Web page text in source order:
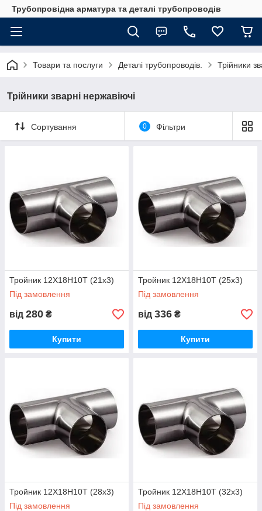
Трубопровідна арматура та деталі трубопроводів
Товари та послуги Деталі трубопроводів. Трійники
Трійники зварні нержавіючі
Сортування 0 Фільтри
Тройник 12Х18Н10Т (21x3)
Під замовлення
від 280 ₴
Купити
Тройник 12Х18Н10Т (25х3)
Під замовлення
від 336 ₴
Купити
Тройник 12Х18Н10Т (28x3)
Під замовлення
Тройник 12Х18Н10Т (32х3)
Під замовлення